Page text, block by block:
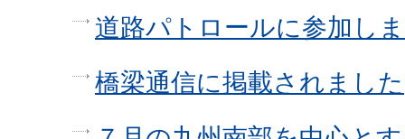
道路パトロールに参加し
橋梁通信に掲載されました